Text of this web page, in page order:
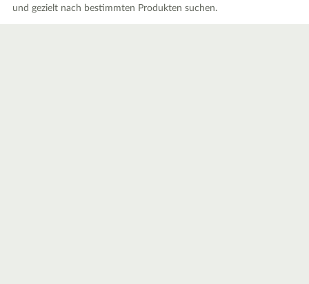
und gezielt nach bestimmten Produkten suchen.